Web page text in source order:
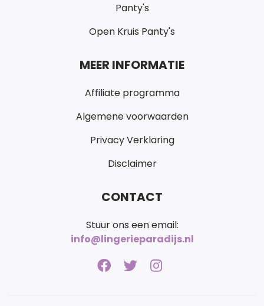
Panty's
Open Kruis Panty's
MEER INFORMATIE
Affiliate programma
Algemene voorwaarden
Privacy Verklaring
Disclaimer
CONTACT
Stuur ons een email:
info@lingerieparadijs.nl